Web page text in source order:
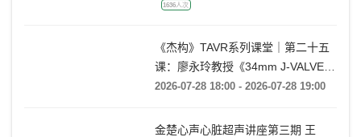
1636人次
《杰构》TAVR系列课堂｜第二十五
课：廖永玲教授《34mm J-VALVE
TF 治疗超大瓣环AR的实战经验》
2026-07-28 18:00 - 2026-07-28 19:00
金楚心声心脏超声讲座第三期 王